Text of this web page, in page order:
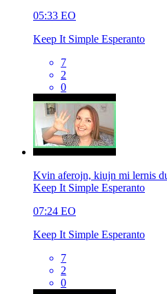
05:33 EO
Keep It Simple Esperanto
7
2
0
Kvin aferojn, kiujn mi lernis
Keep It Simple Esperanto
07:24 EO
Keep It Simple Esperanto
7
2
0